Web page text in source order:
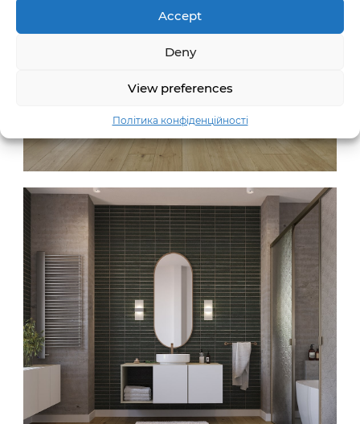
Accept
Deny
View preferences
Політика конфіденційності